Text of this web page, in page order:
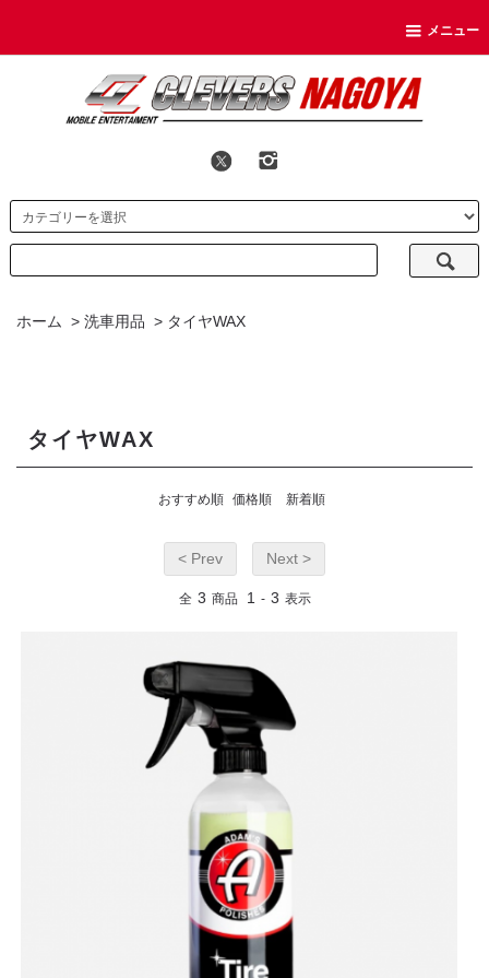
メニュー
ホーム > 洗車用品 > タイヤWAX
タイヤWAX
おすすめ順 価格順 新着順
< Prev Next >
全 3 商品 1 - 3 表示